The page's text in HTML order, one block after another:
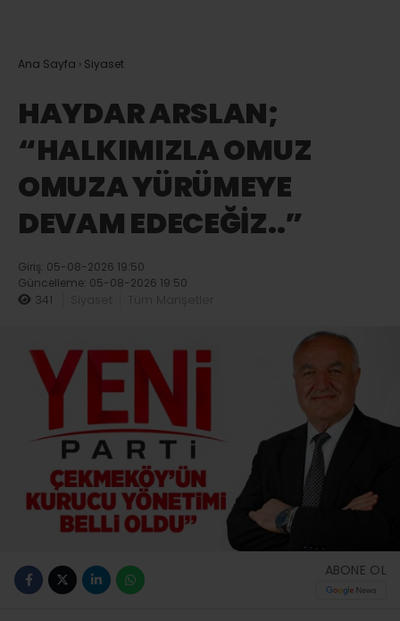
Ana Sayfa › Siyaset
HAYDAR ARSLAN;
“HALKIMIZLA OMUZ
OMUZA YÜRÜMEYE
DEVAM EDECEĞİZ..”
Giriş: 05-08-2026 19:50
Güncelleme: 05-08-2026 19:50
341 Siyaset Tüm Manşetler
ABONE OL